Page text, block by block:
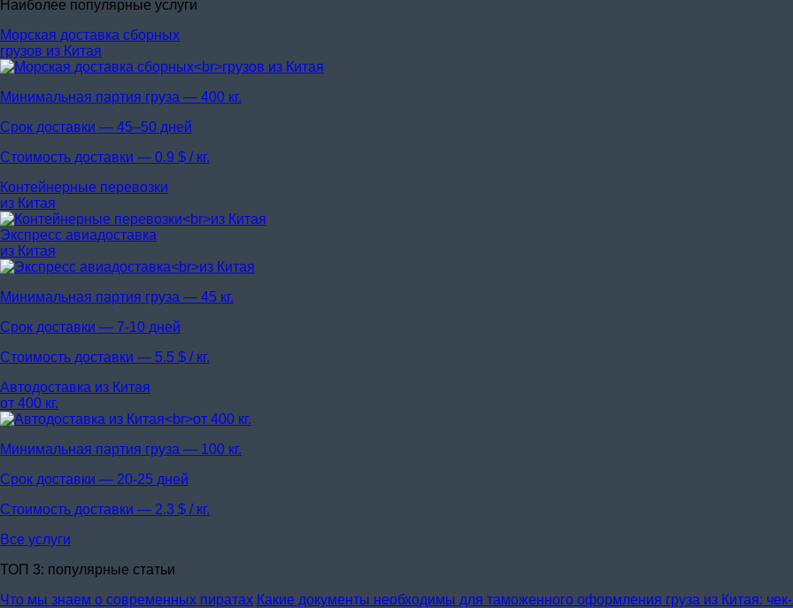
Наиболее популярные услуги
Морская доставка сборных
грузов из Китая
Минимальная партия груза — 400 кг.
Срок доставки — 45–50 дней
Стоимость доставки — 0.9 $ / кг.
Контейнерные перевозки
из Китая
Экспресс авиадоставка
из Китая
Минимальная партия груза — 45 кг.
Срок доставки — 7-10 дней
Стоимость доставки — 5.5 $ / кг.
Автодоставка из Китая
от 400 кг.
Минимальная партия груза — 100 кг.
Срок доставки — 20-25 дней
Стоимость доставки — 2.3 $ / кг.
Все услуги
ТОП 3: популярные статьи
Что мы знаем о современных пиратах Какие документы необходимы для таможенного оформления груза из Китая: